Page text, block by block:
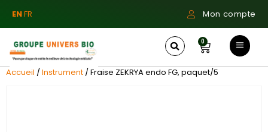
ENFR Mon compte
0
Accueil /Instrument / Fraise ZEKRYA endo FG, paquet/5